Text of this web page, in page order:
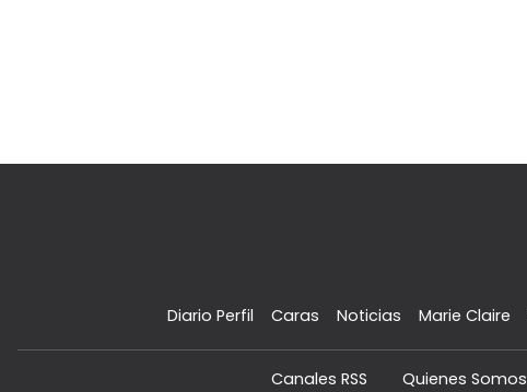
Diario Perfil Caras Noticias Marie Claire
Canales RSS Quienes Somos